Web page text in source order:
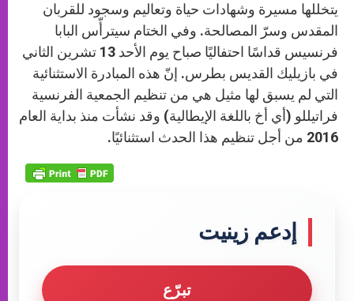
يتخللها مسيرة وشهادات حياة وتعاليم وسجود للقربان
المقدس وسرّ المصالحة. وفي الختام سيترأّس البابا
فرنسيس قداسًا احتفاليًا صباح يوم الأحد 13 تشرين الثاني
في بازيليك القديس بطرس. إنّ هذه المبادرة الاستثنائية
التي لم يسبق لها مثيل هي من تنظيم الجمعية الفرنسية
فراتيللو (أي أخ باللغة الإيطالية) وقد نشأت منذ بداية العام
2016 من أجل تنظيم هذا الحدث استثنائيًا.
إدعم زينيت
تبرّع